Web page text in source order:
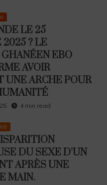
LE 25
2025 ? LE
EBO
AVOIR
UNE ARCHE POUR
4 min read
DU SEXE D’UN
APRÈS UNE
MAIN.